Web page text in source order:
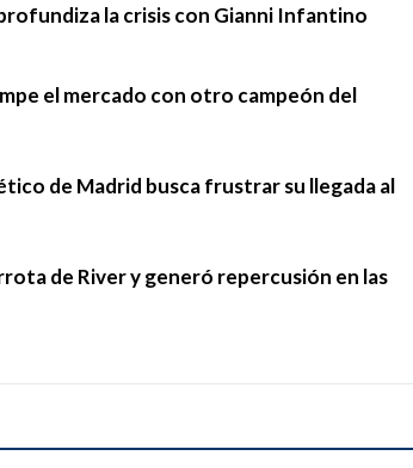
la crisis con Gianni Infantino
el mercado con otro campeón del
de Madrid busca frustrar su llegada al
de River y generó repercusión en las